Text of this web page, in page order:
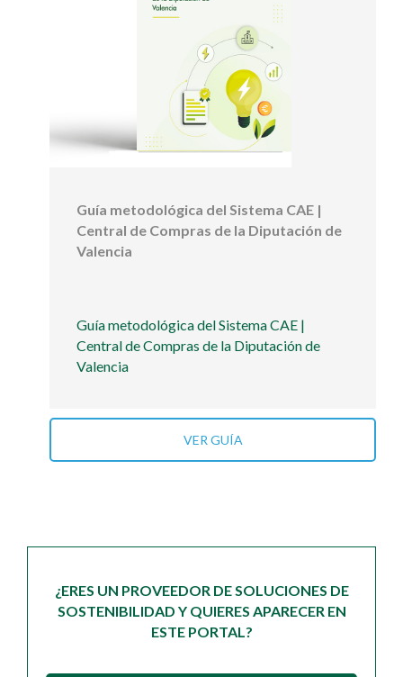
Guía metodológica del Sistema CAE |
Central de Compras de la Diputación de
Valencia
Guía metodológica del Sistema CAE |
Central de Compras de la Diputación de
Valencia
VER GUÍA
¿ERES UN PROVEEDOR DE SOLUCIONES DE
SOSTENIBILIDAD Y QUIERES APARECER EN
ESTE PORTAL?